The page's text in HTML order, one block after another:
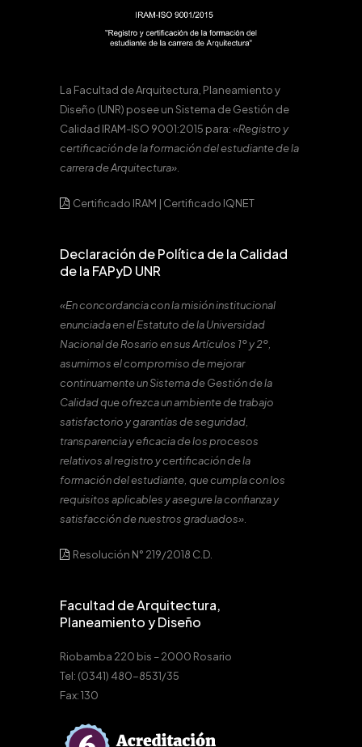
La Facultad de Arquitectura, Planeamiento y
Diseño (UNR) posee un Sistema de Gestión de
Calidad IRAM-ISO 9001:2015 para:«Registro y
certificación de la formación del estudiante de la
carrera de Arquitectura».
Certificado IRAM | Certificado IQNET
Declaración de Política de la Calidad
de la FAPyD UNR
«En concordancia con la misión institucional
enunciada en el Estatuto de la Universidad
Nacional de Rosario en sus Artículos 1º y 2º,
asumimos el compromiso de mejorar
continuamente un Sistema de Gestión de la
Calidad que ofrezca un ambiente de trabajo
satisfactorio y garantías de seguridad,
transparencia y eficacia de los procesos
relativos al registro y certificación de la
formación del estudiante, que cumpla con los
requisitos aplicables y asegure la confianza y
satisfacción de nuestros graduados».
Resolución N° 219/2018 C.D.
Facultad de Arquitectura,
Planeamiento y Diseño
Riobamba 220 bis – 2000 Rosario
Tel: (0341) 480-8531/35
Fax: 130